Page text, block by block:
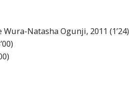
Natasha Ogunji, 2011 (1’24)